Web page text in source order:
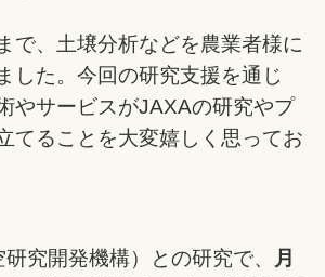
で、土壌分析などを農業者様に
した。今回の研究支援を通じ
やサービスがJAXAの研究やプ
てることを大変嬉しく思ってお
究開発機構）との研究で、
月